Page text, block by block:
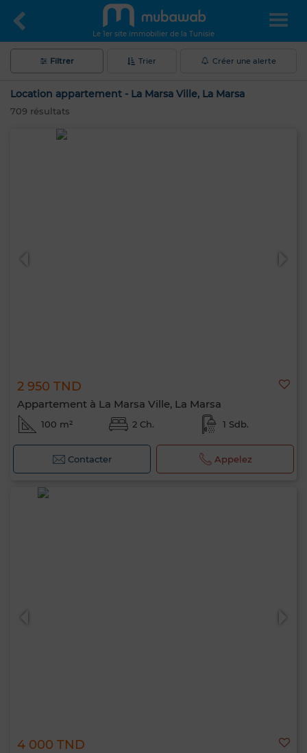
Le 1er site immobilier de la Tunisie
Filtrer Trier Créer une alerte
Location appartement - La Marsa Ville, La Marsa
709 résultats
2 950 TND
Appartement à La Marsa Ville, La Marsa
100 m² 2 Ch. 1 Sdb.
Contacter Appelez
4 000 TND